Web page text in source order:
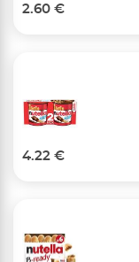
2.60 €
4.22 €